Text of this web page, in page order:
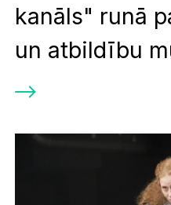
kanāls" runā
un atbildību